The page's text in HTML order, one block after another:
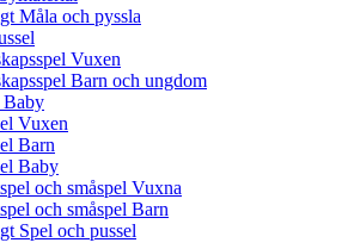
Måla och pyssla
Vuxen
Barn och ungdom
Baby
Vuxen
Barn
Baby
och småspel Vuxna
och småspel Barn
Spel och pussel